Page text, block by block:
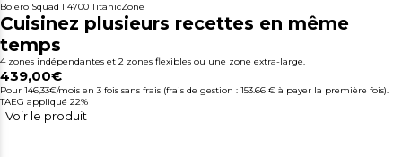
Bolero Squad I 4700 TitanicZone
Cuisinez plusieurs recettes en même
temps
4 zones indépendantes et 2 zones flexibles ou une zone extra-large.
439,00€
Pour 146,33€/mois en 3 fois sans frais (frais de gestion : 153.66 € à payer la première fois).
TAEG appliqué 22%
Voir le produit